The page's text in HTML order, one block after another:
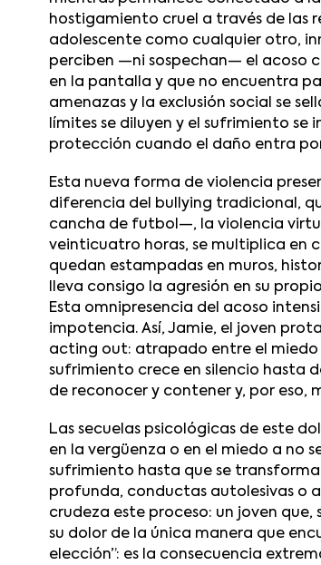
hostigamiento cruel a través de las
adolescente como cualquier otro,
perciben —ni sospechan— el acoso
en la pantalla y que no encuentra
amenazas y la exclusión social se
límites se diluyen y el sufrimiento se
protección cuando el daño entra
Esta nueva forma de violencia
diferencia del bullying tradicional,
cancha de futbol—, la violencia
veinticuatro horas, se multiplica en
quedan estampadas en muros,
lleva consigo la agresión en su
Esta omnipresencia del acoso
impotencia. Así, Jamie, el joven
acting out: atrapado entre el
sufrimiento crece en silencio hasta
de reconocer y contener y, por eso,
Las secuelas psicológicas de este
en la vergüenza o en el miedo a no
sufrimiento hasta que se
profunda, conductas autolesivas o
crudeza este proceso: un joven
su dolor de la única manera que
elección”: es la consecuencia